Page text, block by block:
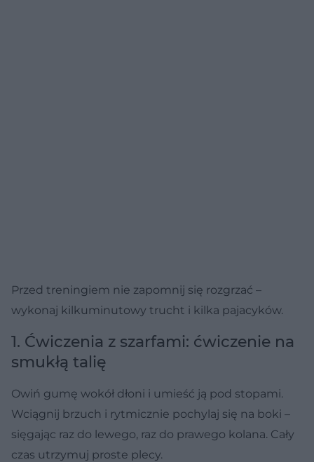
Przed treningiem nie zapomnij się rozgrzać –
wykonaj kilkuminutowy trucht i kilka pajacyków.
1. Ćwiczenia z szarfami: ćwiczenie na
smukłą talię
Owiń gumę wokół dłoni i umieść ją pod stopami.
Wciągnij brzuch i rytmicznie pochylaj się na boki –
sięgając raz do lewego, raz do prawego kolana. Cały
czas utrzymuj proste plecy.